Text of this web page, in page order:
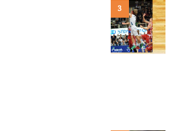
3